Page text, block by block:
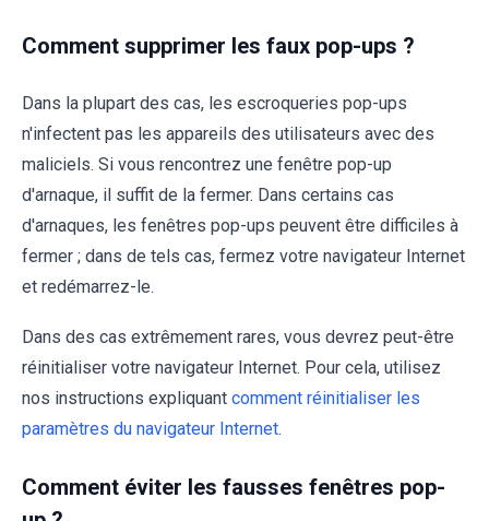
Comment supprimer les faux pop-ups ?
Dans la plupart des cas, les escroqueries pop-ups
n'infectent pas les appareils des utilisateurs avec des
maliciels. Si vous rencontrez une fenêtre pop-up
d'arnaque, il suffit de la fermer. Dans certains cas
d'arnaques, les fenêtres pop-ups peuvent être difficiles à
fermer ; dans de tels cas, fermez votre navigateur Internet
et redémarrez-le.
Dans des cas extrêmement rares, vous devrez peut-être
réinitialiser votre navigateur Internet. Pour cela, utilisez
nos instructions expliquant comment réinitialiser les
paramètres du navigateur Internet.
Comment éviter les fausses fenêtres pop-